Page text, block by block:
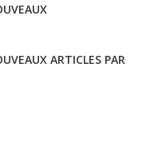
ARTICLES PAR